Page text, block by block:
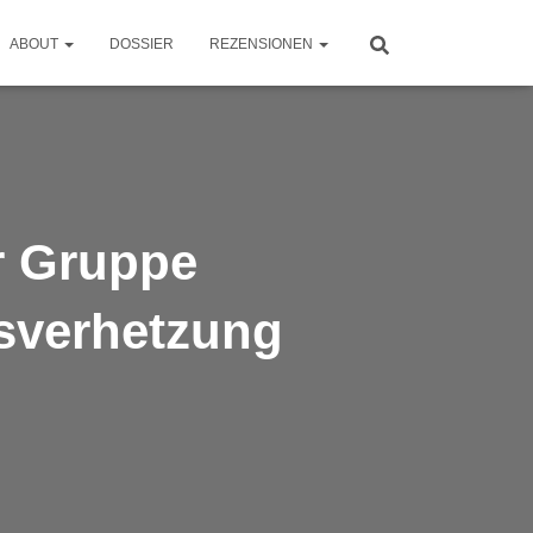
ABOUT DOSSIER REZENSIONEN
Gruppe